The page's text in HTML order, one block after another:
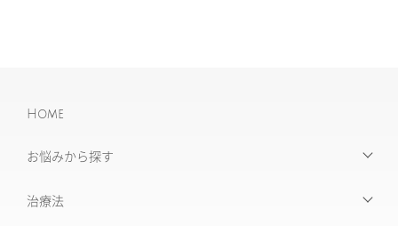
Home
お悩みから探す
【お悩みから探す】INDEX
治療法